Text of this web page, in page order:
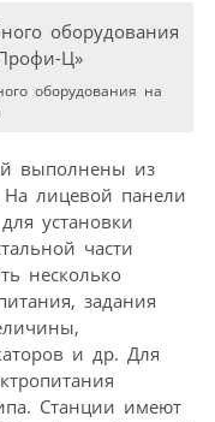
оборудования на
выполнены из
На лицевой панели
установки
части
несколько
задания
и др. Для
Станции имеют